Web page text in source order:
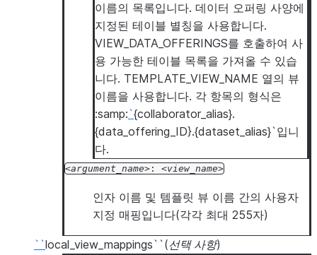
이름의 목록입니다. 데이터 오퍼링 사양에
지정된 테이블 별칭을 사용합니다.
VIEW_DATA_OFFERINGS를 호출하여 사
용 가능한 테이블 목록을 가져올 수 있습
니다. TEMPLATE_VIEW_NAME 열의 뷰
이름을 사용합니다. 각 항목의 형식은
:samp:`{collaborator_alias}.
{data_offering_ID}.{dataset_alias}`입니
다.
argument_name : view_name
인자 이름 및 템플릿 뷰 이름 간의 사용자
지정 매핑입니다(각각 최대 255자)
``local_view_mappings``(선택 사항)